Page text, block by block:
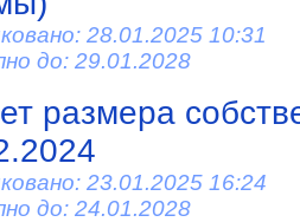
28.01.2025 10:31
до: 29.01.2028
размера
23.01.2025 16:24
до: 24.01.2028